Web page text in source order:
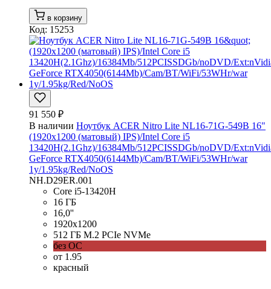
в корзину
Код: 15253
91 550 ₽
В наличии Ноутбук ACER Nitro Lite NL16-71G-549B 16"
(1920x1200 (матовый) IPS)/Intel Core i5
13420H(2.1Ghz)/16384Mb/512PCISSDGb/noDVD/
GeForce RTX4050(6144Mb)/Cam/BT/WiFi/53WHr/war
1y/1.95kg/Red/NoOS
NH.D29ER.001
Core i5-13420H
16 ГБ
16,0''
1920x1200
512 ГБ M.2 PCIe NVMe
без ОС
от 1.95
красный